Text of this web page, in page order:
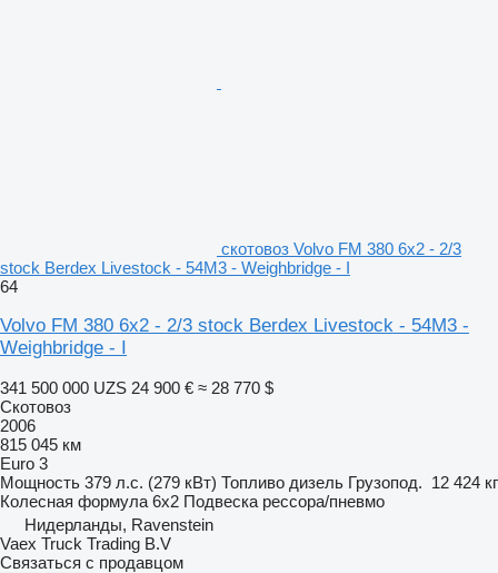
скотовоз Volvo FM 380 6x2 - 2/3
stock Berdex Livestock - 54M3 - Weighbridge - I
64
Volvo FM 380 6x2 - 2/3 stock Berdex Livestock - 54M3 -
Weighbridge - I
341 500 000 UZS 24 900 € ≈ 28 770 $
Скотовоз
2006
815 045 км
Euro 3
Мощность 379 л.с. (279 кВт) Топливо дизель Грузопод. 12 424 кг
Колесная формула 6x2 Подвеска рессора/пневмо
Нидерланды, Ravenstein
Vaex Truck Trading B.V
Связаться с продавцом